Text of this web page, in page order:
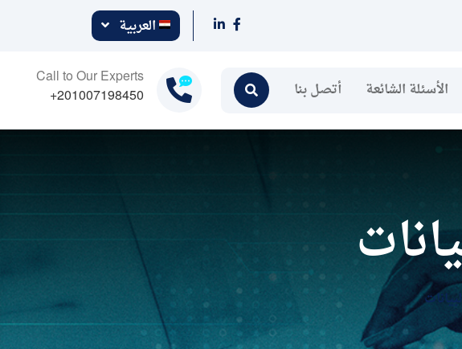
العربية
الأسئلة الشائعة أتصل بنا
Call to Our Experts
+201007198450